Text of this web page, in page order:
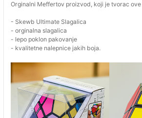
Orginalni Meffertov proizvod, koji je tvorac ove
- Skewb Ultimate Slagalica
- orginalna slagalica
- lepo poklon pakovanje
- kvalitetne nalepnice jakih boja.